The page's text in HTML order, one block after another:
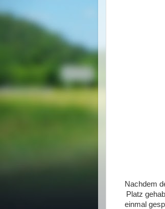
Nachdem
Platz
einmal